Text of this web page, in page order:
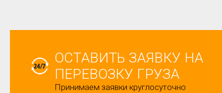
ОСТАВИТЬ ЗАЯВКУ НА
ПЕРЕВОЗКУ ГРУЗА
Принимаем заявки круглосуточно